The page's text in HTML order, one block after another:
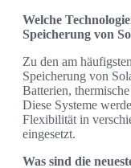
Welche
Speicherung von
Zu den am
Speicherung von
Batterien,
Diese Systeme
Flexibilität in
eingesetzt.
Was sind die